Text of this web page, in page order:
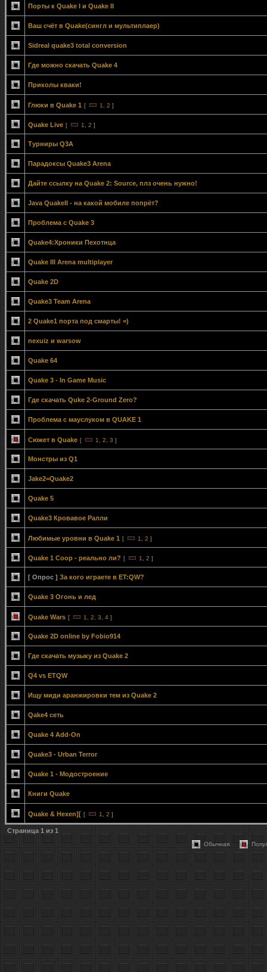
Порты к Quake I и Quake II
Ваш счёт в Quake(сингл и мультиплаер)
Sidreal quake3 total conversion
Где можно скачать Quake 4
Приколы кваки!
Глюки в Quake 1 [ 1 2 ]
Quake Live [ 1 2 ]
Турниры Q3A
Парадоксы Quake3 Arena
Дайте ссылку на Quake 2: Source, плз очень нужно!
Java QuakeII - на какой мобиле попрёт?
Проблема с Quake 3
Quake4:Хроники Пехотнца
Quake III Arena multiplayer
Quake 2D
Quake3 Team Arena
2 Quake1 порта под смарты! =)
nexuiz и warsow
Quake 64
Quake 3 - In Game Music
Где скачать Quke 2-Ground Zero?
Проблема с мауслуком в QUAKE 1
Сюжет в Quake [ 1 2 3 ]
Монстры из Q1
Jake2=Quake2
Quake 5
Quake3 Кровавое Ралли
Любимые уровни в Quake 1 [ 1 2 ]
Quake 1 Coop - реально ли? [ 1 2 ]
[ Опрос ] За кого играете в ET:QW?
Quake 3 Огонь и лед
Quake Wars [ 1 2 3 4 ]
Quake 2D online by Fobio914
Где скачать музыку из Quake 2
Q4 vs ETQW
Ищу миди аранжировки тем из Quake 2
Qake4 сеть
Quake 4 Add-On
Quake3 - Urban Terror
Quake 1 - Модостроение
Книги Quake
Quake & Hexen][ [ 1 2 ]
Страница 1 из 1
Обычная